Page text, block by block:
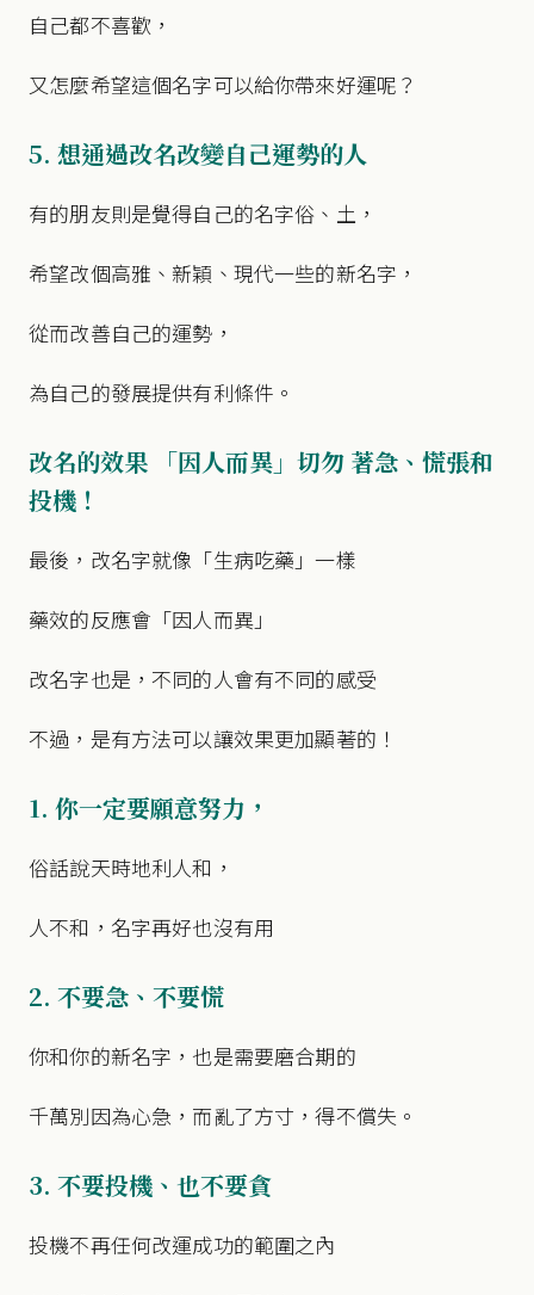
自己都不喜歡，
又怎麼希望這個名字可以給你帶來好運呢？
5. 想通過改名改變自己運勢的人
有的朋友則是覺得自己的名字俗、土，
希望改個高雅、新穎、現代一些的新名字，
從而改善自己的運勢，
為自己的發展提供有利條件。
改名的效果 「因人而異」切勿 著急、慌張和
投機！
最後，改名字就像「生病吃藥」一樣
藥效的反應會「因人而異」
改名字也是，不同的人會有不同的感受
不過，是有方法可以讓效果更加顯著的！
1. 你一定要願意努力，
俗話說天時地利人和，
人不和，名字再好也沒有用
2. 不要急、不要慌
你和你的新名字，也是需要磨合期的
千萬別因為心急，而亂了方寸，得不償失。
3. 不要投機、也不要貪
投機不再任何改運成功的範圍之內